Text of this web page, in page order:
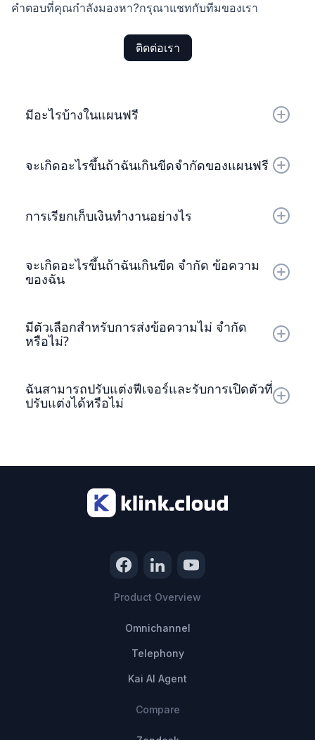
คำตอบที่คุณกำลังมองหา?กรุณาแชทกับทีมของเรา
ติดต่อเรา
มีอะไรบ้างในแผนฟรี
ฟีเจอร์หลากหลายโดยไม่จำกัดเวลาเพลิดเพลินไปกับฟังก์ชัน
หลักของแพลตฟอร์ม klink.cloud omnichannel ของเราฟรี
จะเกิดอะไรขึ้นถ้าฉันเกินขีดจำกัดของแผนฟรี
แผนเริ่มต้นหรือแผนการเติบโตของเราได้อย่างง่ายดายเพื่อ
เพลิดเพลินกับฟีเจอร์ที่ได้รับการปรับปรุงและขีดจำกัดที่เพิ่มขึ้นที่
การเรียกเก็บเงินทำงานอย่างไร
สบายเราเรียกเก็บเงินโดยตรงจากบัตรเดบิต/เครดิตที่เชื่อมโยง
ของคุณผ่าน Stripe Payment Gateway เพื่อให้มั่นใจใน
กระบวนการทำธุรกรรมที่ปลอดภัยและราบรื่น
จะเกิดอะไรขึ้นถ้าฉันเกินขีด จำกัด ข้อความ
ของฉัน
$0.001 ต่อข้อความสิ่งนี้ช่วยให้มั่นใจได้ว่าคุณสามารถสื่อสาร
ต่อไปได้โดยไม่หยุดชะงัก
มีตัวเลือกสำหรับการส่งข้อความไม่ จำกัด
หรือไม่?
$49.99/ผู้ใช้/เดือนแผนนี้เหมาะสำหรับทีมและเอเจนซี่ที่กำลัง
เติบโตโดยมีความต้องการการใช้งานไม่ จำกัด
ฉันสามารถปรับแต่งฟีเจอร์และรับการเปิดตัวที่
ปรับแต่งได้หรือไม่
Product Overview
Omnichannel
Telephony
Kai AI Agent
Compare